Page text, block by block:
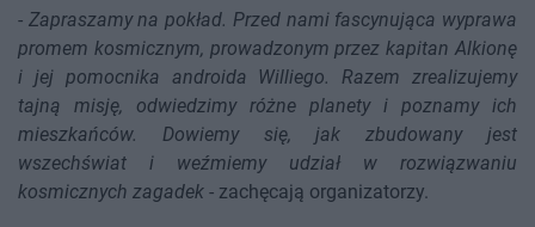
- Zapraszamy na pokład. Przed nami fascynująca wyprawa
promem kosmicznym, prowadzonym przez kapitan Alkionę
i jej pomocnika androida Williego. Razem zrealizujemy
tajną misję, odwiedzimy różne planety i poznamy ich
mieszkańców. Dowiemy się, jak zbudowany jest
wszechświat i weźmiemy udział w rozwiązwaniu
kosmicznych zagadek - zachęcają organizatorzy.